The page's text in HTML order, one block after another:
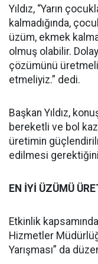
Yıldız, “Yarın
kalmadığında,
üzüm, ekmek
olmuş olabilir.
çözümünü
etmeliyiz.” dedi.
Başkan Yıldız,
bereketli ve bol
üretimin
edilmesi
EN İYİ ÜZÜMÜ
Etkinlik
Hizmetler
Yarışması” da